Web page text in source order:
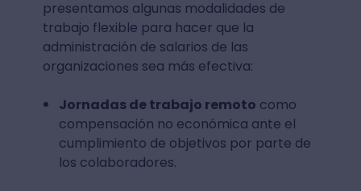
presentamos algunas modalidades de
trabajo flexible para hacer que la
administración de salarios de las
organizaciones sea más efectiva:
Jornadas de trabajo remoto como
compensación no económica ante el
cumplimiento de objetivos por parte de
los colaboradores.